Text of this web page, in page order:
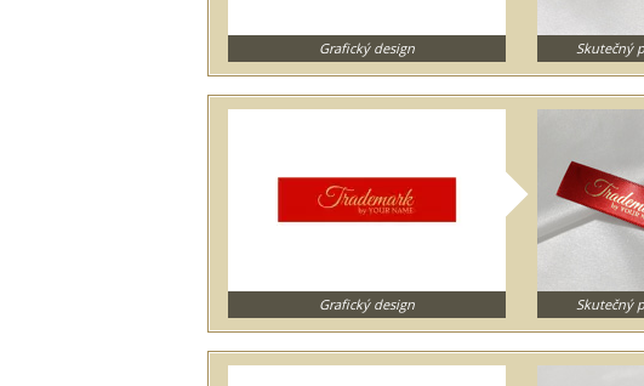
Grafický design Skutečný
Grafický design Skutečný